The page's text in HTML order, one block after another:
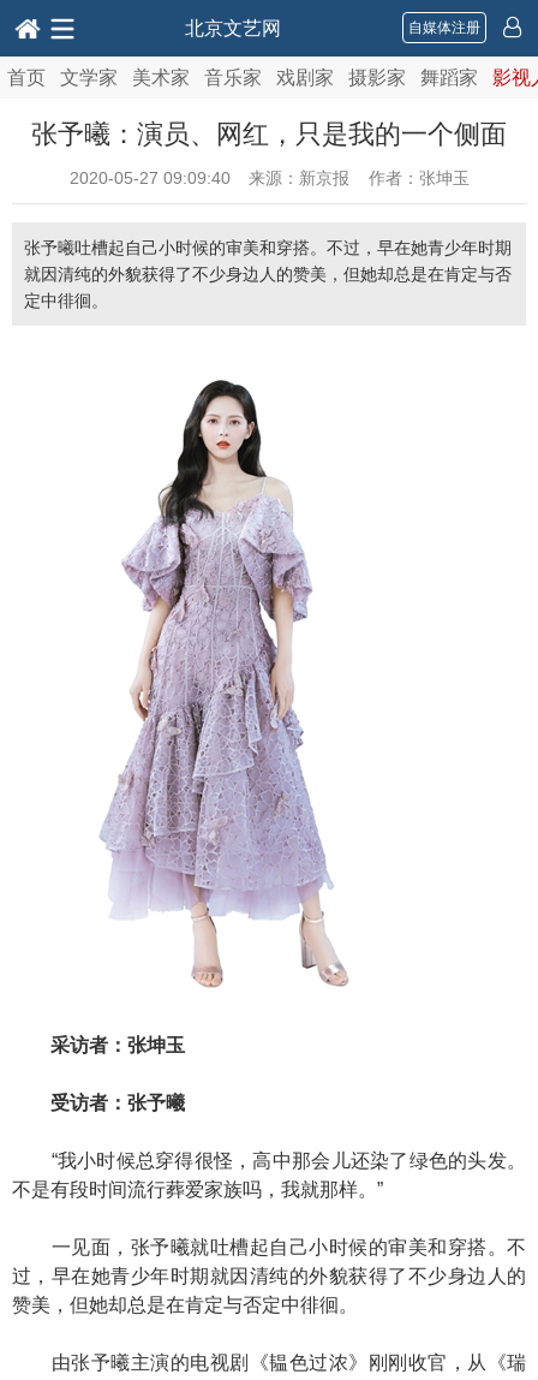
北京文艺网 自媒体注册
首页 文学家 美术家 音乐家 戏剧家 摄影家 舞蹈家 影视
张予曦：演员、网红，只是我的一个侧面
2020-05-27 09:09:40 来源：新京报 作者：张坤玉
张予曦吐槽起自己小时候的审美和穿搭。不过，早在她青少年时期
就因清纯的外貌获得了不少身边人的赞美，但她却总是在肯定与否
定中徘徊。
采访者：张坤玉
受访者：张予曦
“我小时候总穿得很怪，高中那会儿还染了绿色的头发。
不是有段时间流行葬爱家族吗，我就那样。”
一见面，张予曦就吐槽起自己小时候的审美和穿搭。不
过，早在她青少年时期就因清纯的外貌获得了不少身边人的
赞美，但她却总是在肯定与否定中徘徊。
由张予曦主演的电视剧《韫色过浓》刚刚收官，从《瑞